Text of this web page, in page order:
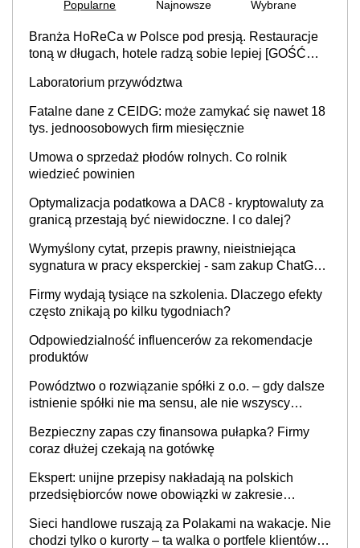
Popularne Najnowsze Wybrane
Branża HoReCa w Polsce pod presją. Restauracje
toną w długach, hotele radzą sobie lepiej [GOŚĆ
Laboratorium przywództwa
Fatalne dane z CEIDG: może zamykać się nawet 18
tys. jednoosobowych firm miesięcznie
Umowa o sprzedaż płodów rolnych. Co rolnik
wiedzieć powinien
Optymalizacja podatkowa a DAC8 - kryptowaluty za
granicą przestają być niewidoczne. I co dalej?
Wymyślony cytat, przepis prawny, nieistniejąca
sygnatura w pracy eksperckiej - sam zakup ChatGPT
Firmy wydają tysiące na szkolenia. Dlaczego efekty
często znikają po kilku tygodniach?
Odpowiedzialność influencerów za rekomendacje
produktów
Powództwo o rozwiązanie spółki z o.o. – gdy dalsze
istnienie spółki nie ma sensu, ale nie wszyscy
Bezpieczny zapas czy finansowa pułapka? Firmy
coraz dłużej czekają na gotówkę
Ekspert: unijne przepisy nakładają na polskich
przedsiębiorców nowe obowiązki w zakresie
Sieci handlowe ruszają za Polakami na wakacje. Nie
chodzi tylko o kurorty – ta walka o portfele klientów